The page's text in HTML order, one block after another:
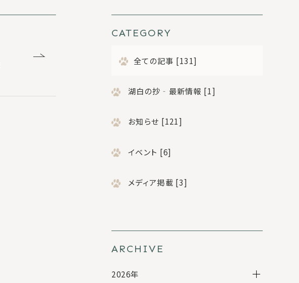
CATEGORY
全ての記事 [131]
湖白の抄‐最新情報 [1]
お知らせ [121]
イベント [6]
メディア掲載 [3]
ARCHIVE
2026年